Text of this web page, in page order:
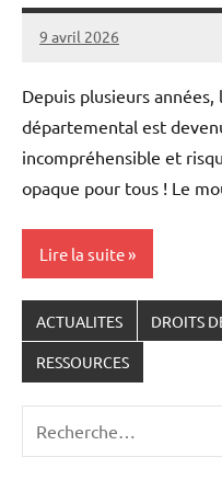
9 avril 2026
Snudifo44
Depuis plusieurs
départemental est
incompréhensible et
opaque pour tous ! Le
Lire la suite
ACTUALITES DROITS
RESSOURCES